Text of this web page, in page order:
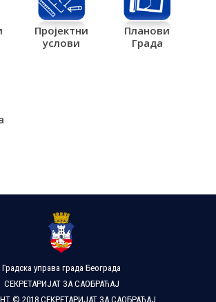
Пројектни
услови
Планови
Града
Градска управа града Београда
СЕКРЕТАРИЈАТ ЗА САОБРАЋАЈ
© 2018 СЕКРЕТАРИЈАТ ЗА САОБРАЋАЈ